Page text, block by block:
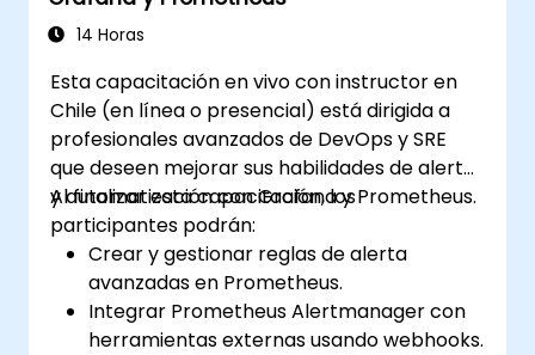
14 Horas
Esta capacitación en vivo con instructor en
Chile (en línea o presencial) está dirigida a
profesionales avanzados de DevOps y SRE
que deseen mejorar sus habilidades de alerta
y automatización con Grafana y Prometheus.
Al finalizar esta capacitación, los
participantes podrán:
Crear y gestionar reglas de alerta
avanzadas en Prometheus.
Integrar Prometheus Alertmanager con
herramientas externas usando webhooks.